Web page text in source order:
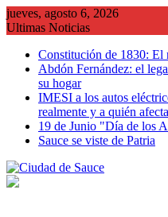
Saltar
al
jueves, agosto 6, 2026
Ultimas Noticias
Constitución de 1830: El
Abdón Fernández: el
su hogar
IMESI a los autos
realmente y a quién afecta
19 de Junio "Día de los
Sauce se viste de Patria